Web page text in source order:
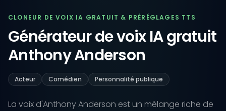
CLONEUR DE VOIX IA GRATUIT & PRÉRÉGLAGES TTS
Générateur de voix IA gratuit
Anthony Anderson
Acteur Comédien Personnalité publique
La voix d'Anthony Anderson est un mélange riche de